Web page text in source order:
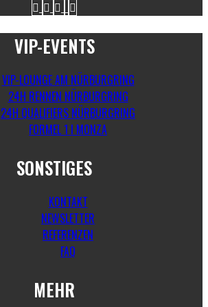
VIP-EVENTS
VIP-LOUNGE AM NÜRBURGRING
24H RENNEN NÜRBURGRING
24H QUALIFIERS NÜRBURGRING
FORMEL 1 I MONZA
SONSTIGES
KONTAKT
NEWSLETTER
REFERENZEN
FAQ
MEHR